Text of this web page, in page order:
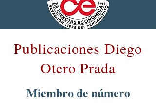
Publicaciones Diego
Otero Prada
Miembro de número